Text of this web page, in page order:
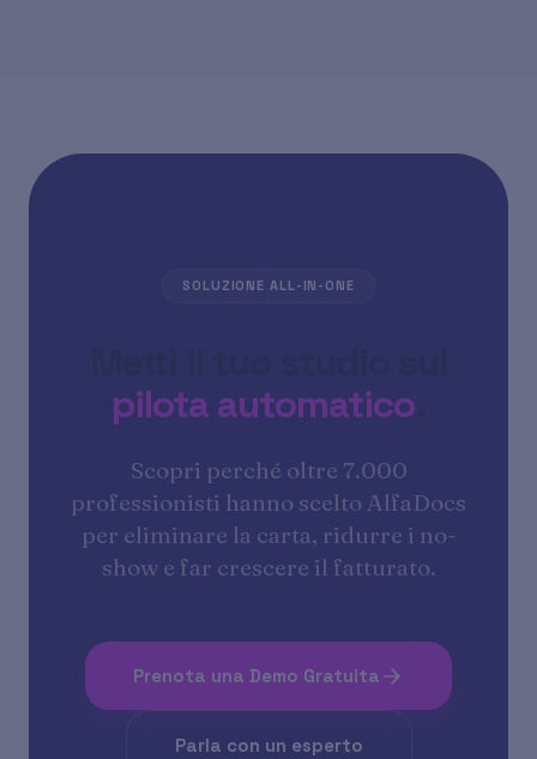
SOLUZIONE ALL-IN-ONE
pilota automatico.
Scopri perché oltre 7.000
professionisti hanno scelto AlfaDocs
per eliminare la carta, ridurre i no-
show e far crescere il fatturato.
Prenota una Demo Gratuita
Parla con un esperto